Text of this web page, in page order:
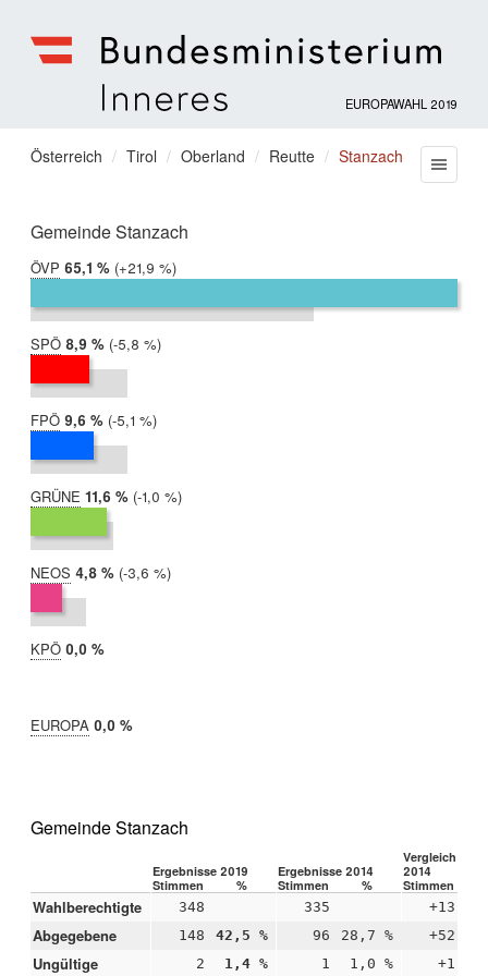
für
Inneres
EUROPAWAHL 2019
Sie
hier:
Österreich Tirol Oberland Reutte Stanzach
Gemeinde Stanzach
ÖVP 2019:
65,1 %
2014:
43,2 %
Differenz:
+21,9 %
SPÖ 2019:
8,9 %
2014:
14,7 %
Differenz:
-5,8 %
FPÖ 2019:
9,6 %
2014:
14,7 %
Differenz:
-5,1 %
GRÜNE 2019:
11,6 %
2014:
12,6 %
Differenz:
-1,0 %
NEOS 2019:
4,8 %
2014:
8,4 %
Differenz:
-3,6 %
KPÖ 2019:
0,0 %
EUROPA 2019:
0,0 %
Gemeinde Stanzach
Ergebnisse 2019 Ergebnisse 2014
Vergleich
2014
Stimmen
% Stimmen % Stimmen
Wahlberechtigte 348 335 +13
Abgegebene 148 42,5 % 96 28,7 % +52
Ungültige 2 1,4 % 1 1,0 % +1